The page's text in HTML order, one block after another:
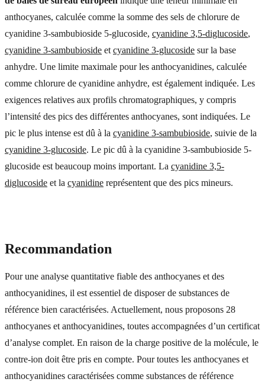
anthocyanes, calculée comme la somme des sels de chlorure de
cyanidine 3-sambubioside 5-glucoside, cyanidine 3,5-diglucoside,
cyanidine 3-sambubioside et cyanidine 3-glucoside sur la base
anhydre. Une limite maximale pour les anthocyanidines, calculée
comme chlorure de cyanidine anhydre, est également indiquée. Les
exigences relatives aux profils chromatographiques, y compris
l’intensité des pics des différentes anthocyanes, sont indiquées. Le
pic le plus intense est dû à la cyanidine 3-sambubioside, suivie de la
cyanidine 3-glucoside. Le pic dû à la cyanidine 3-sambubioside 5-
glucoside est beaucoup moins important. La cyanidine 3,5-
diglucoside et la cyanidine représentent que des pics mineurs.
Recommandation
Pour une analyse quantitative fiable des anthocyanes et des
anthocyanidines, il est essentiel de disposer de substances de
référence bien caractérisées. Actuellement, nous proposons 28
anthocyanes et anthocyanidines, toutes accompagnées d’un certificat
d’analyse complet. En raison de la charge positive de la molécule, le
contre-ion doit être pris en compte. Pour toutes les anthocyanes et
anthocyanidines caractérisées comme substances de référence